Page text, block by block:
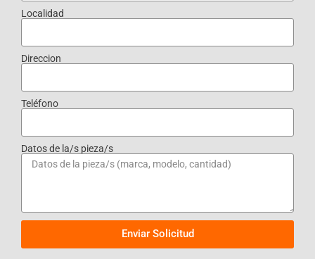
Localidad
Direccion
Teléfono
Datos de la/s pieza/s
Enviar Solicitud